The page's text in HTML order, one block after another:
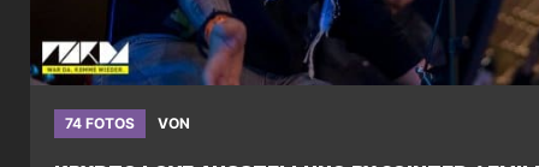
74 FOTOS VON